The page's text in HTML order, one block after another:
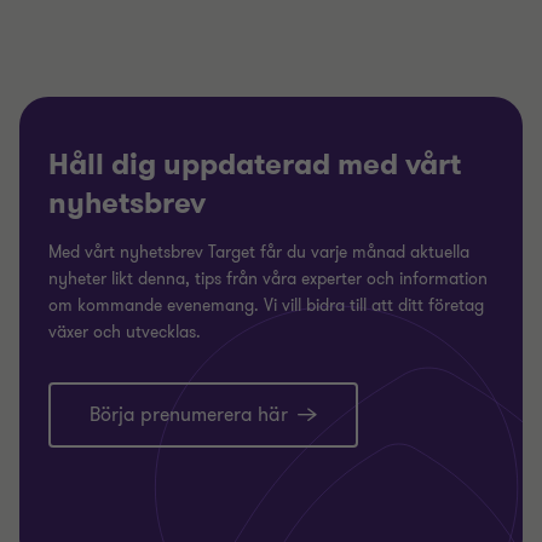
Håll dig uppdaterad med vårt
nyhetsbrev
Med vårt nyhetsbrev Target får du varje månad aktuella
nyheter likt denna, tips från våra experter och information
om kommande evenemang. Vi vill bidra till att ditt företag
växer och utvecklas.
Börja prenumerera här